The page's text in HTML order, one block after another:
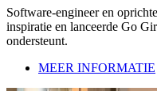
Software-engineer en
inspiratie en lanceerde Go
ondersteunt.
MEER INFORMATIE